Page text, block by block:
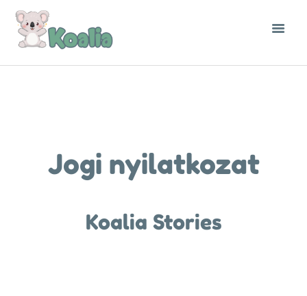
Jogi nyilatkozat
Koalia Stories